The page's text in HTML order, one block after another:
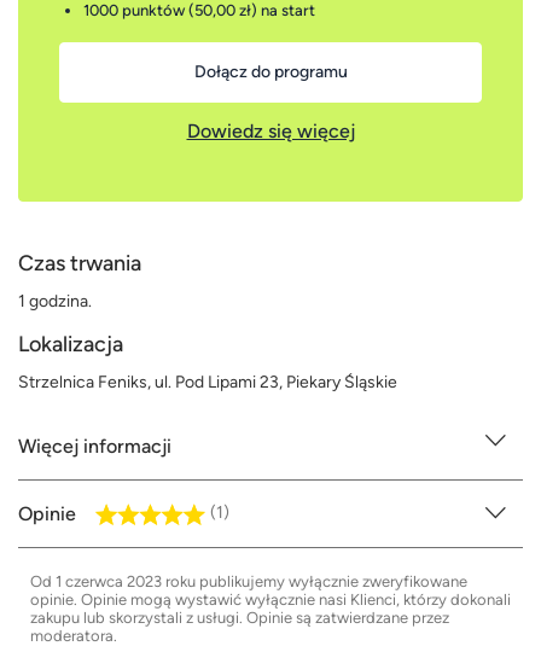
1000 punktów (50,00 zł) na start
Dołącz do programu
Dowiedz się więcej
Czas trwania
1 godzina.
Lokalizacja
Strzelnica Feniks, ul. Pod Lipami 23, Piekary Śląskie
Więcej informacji
Opinie (1)
Od 1 czerwca 2023 roku publikujemy wyłącznie zweryfikowane
opinie. Opinie mogą wystawić wyłącznie nasi Klienci, którzy dokonali
zakupu lub skorzystali z usługi. Opinie są zatwierdzane przez
moderatora.